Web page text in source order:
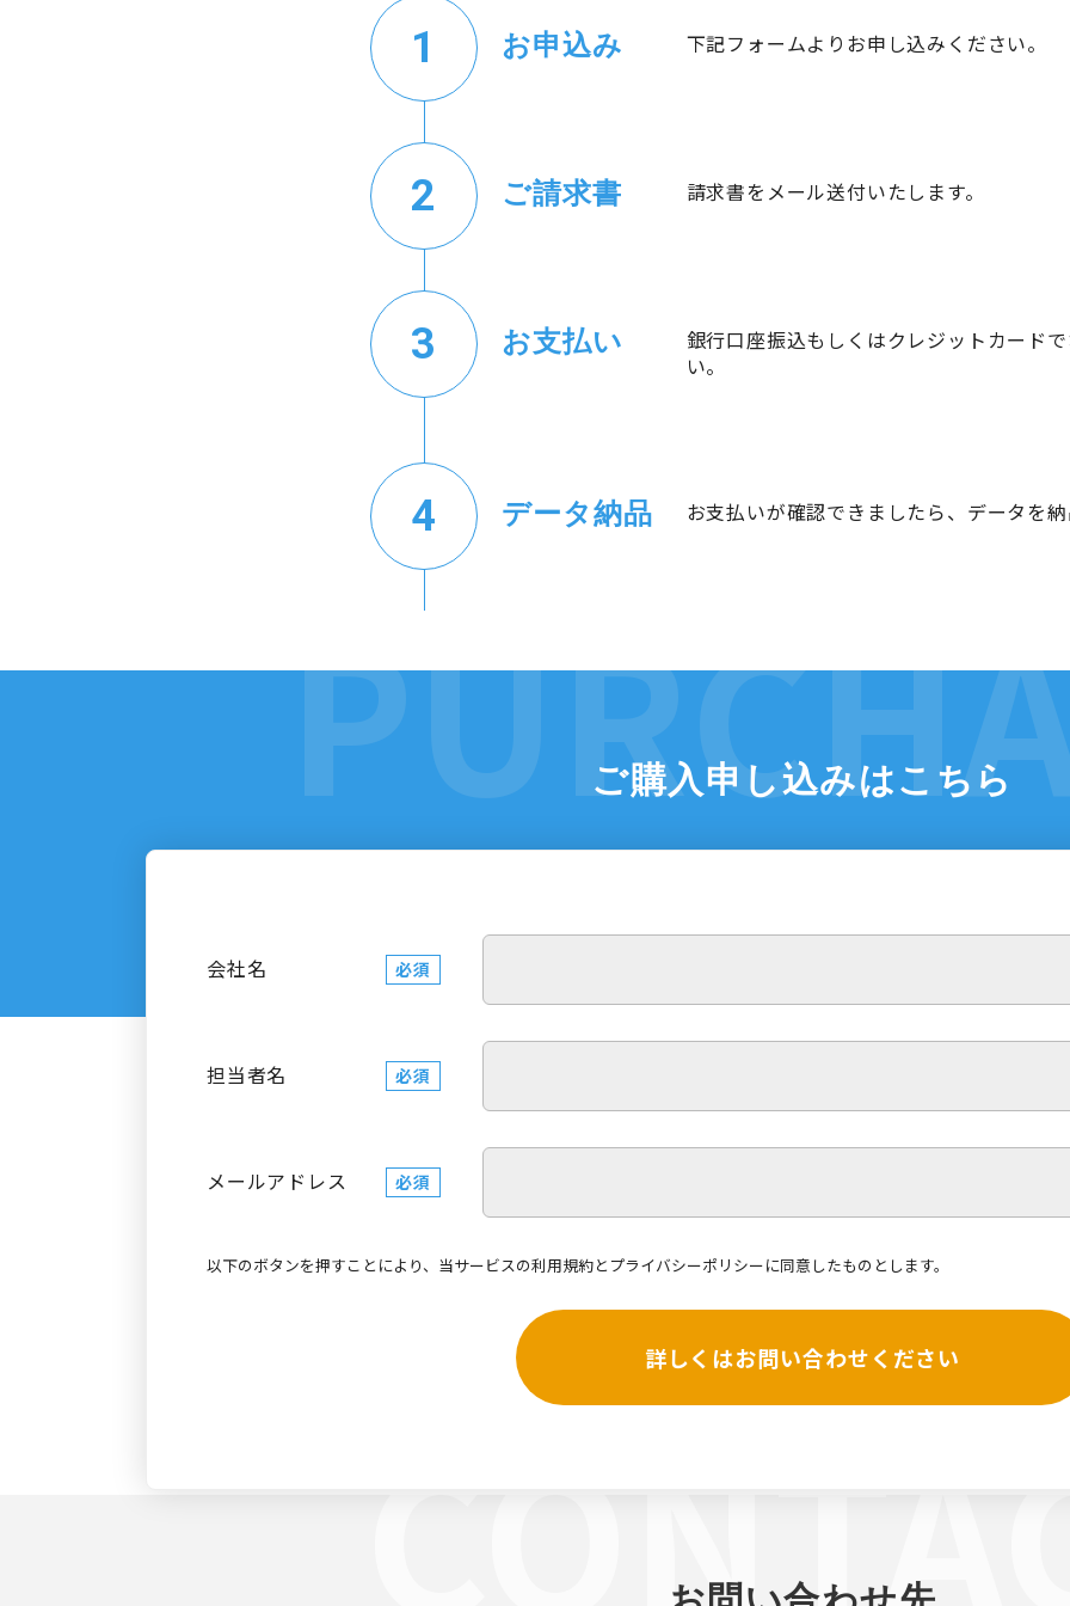
お申込み 下記フォームよりお申し込みください。
ご請求書 請求書をメール送付いたします。
お支払い
銀行口座振込もしくはクレジットカード
い。
データ納品 お支払いが確認できましたら、データを
ご購入申し込みはこちら
会社名 必須
担当者名 必須
メールアドレス 必須
以下のボタンを押すことにより、当サービスの利用規約と プライバシーポリシーに同意したものとします。
詳しくはお問い合わせください